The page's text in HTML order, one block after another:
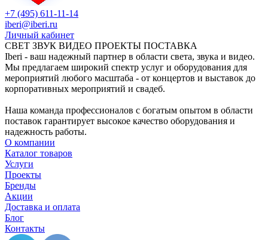
+7 (495) 611-11-14
iberi@iberi.ru
Личный кабинет
СВЕТ ЗВУК ВИДЕО ПРОЕКТЫ ПОСТАВКА
Iberi - ваш надежный партнер в области света, звука и видео.
Мы предлагаем широкий спектр услуг и оборудования для
мероприятий любого масштаба - от концертов и выставок до
корпоративных мероприятий и свадеб.
Наша команда профессионалов с богатым опытом в области
поставок гарантирует высокое качество оборудования и
надежность работы.
О компании
Каталог товаров
Услуги
Проекты
Бренды
Акции
Доставка и оплата
Блог
Контакты